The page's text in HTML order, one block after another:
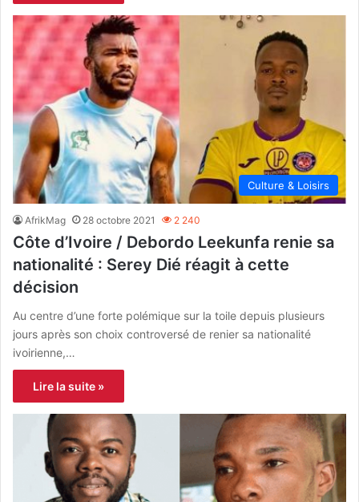
Culture & Loisirs
AfrikMag 28 octobre 2021 2 240
Côte d’Ivoire / Debordo Leekunfa renie sa
nationalité : Serey Dié réagit à cette
décision
Au centre d’une forte polémique sur la toile depuis plusieurs
jours après son choix controversé de renier sa nationalité
ivoirienne,…
Lire la suite »